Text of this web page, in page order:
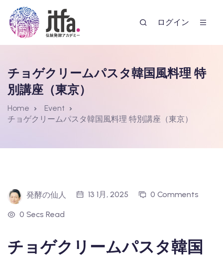
ログイン
チョゲクリームパスタ韓国風料理 特
別講座（東京）
Home
Event
チョゲクリームパスタ韓国風料理 特別講座（東京）
発酵の仙人 13 1月, 2025 0 Comments
0 Secs Read
チョゲクリームパスタ韓国